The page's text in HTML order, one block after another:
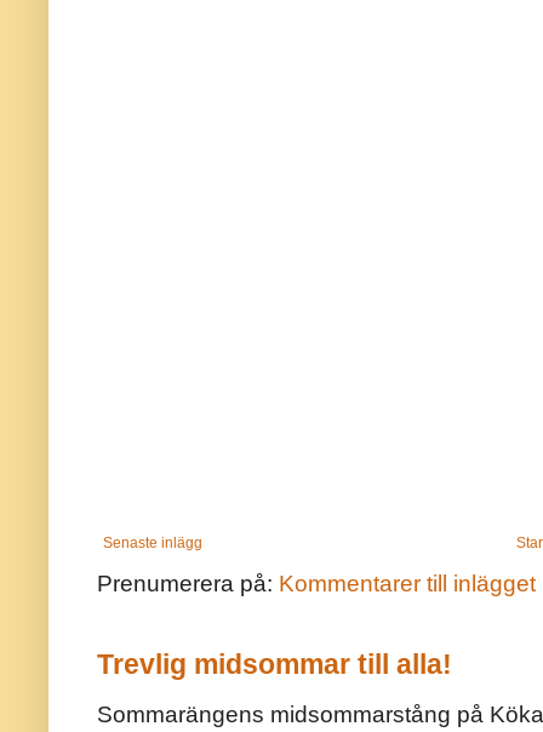
Senaste inlägg
Prenumerera på: Kommentarer till inlägget
Trevlig midsommar till alla!
Sommarängens midsommarstång på